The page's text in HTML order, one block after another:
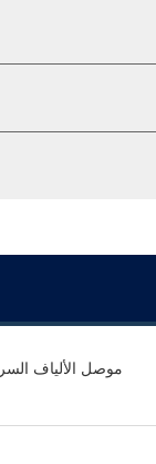
موصل الألياف